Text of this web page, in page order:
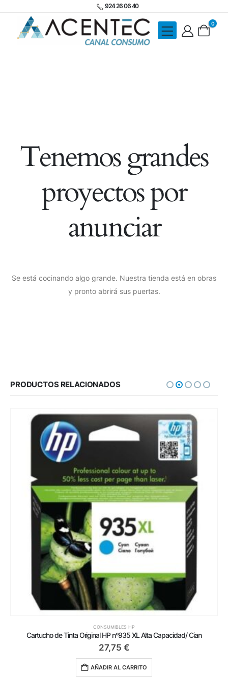
924 26 06 40
0
Tenemos grandes
proyectos por
anunciar
Se está cocinando algo grande. Nuestra tienda está en obras
y pronto abrirá sus puertas.
PRODUCTOS RELACIONADOS
CONSUMIBLES HP
Cartucho de Tinta Original HP nº935 XL Alta Capacidad/ Cian
27,75 €
AÑADIR AL CARRITO